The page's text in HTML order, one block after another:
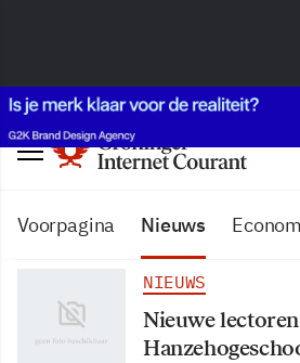
Voorpagina Nieuws
NIEUWS
Nieuwe